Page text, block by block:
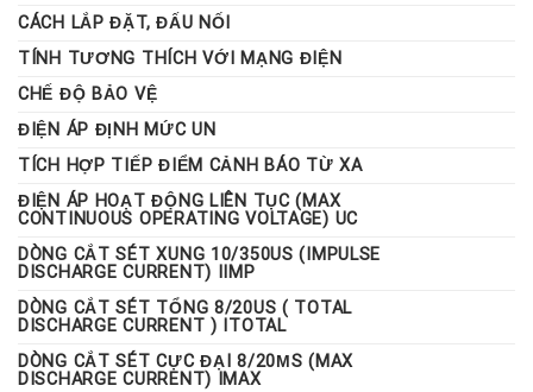
CÁCH LẮP ĐẶT, ĐẤU NỐI
TÍNH TƯƠNG THÍCH VỚI MẠNG ĐIỆN
CHẾ ĐỘ BẢO VỆ
ĐIỆN ÁP ĐỊNH MỨC UN
TÍCH HỢP TIẾP ĐIỂM CẢNH BÁO TỪ XA
ĐIỆN ÁP HOẠT ĐỘNG LIÊN TỤC (MAX
CONTINUOUS OPERATING VOLTAGE) UC
DÒNG CẮT SÉT XUNG 10/350US (IMPULSE
DISCHARGE CURRENT) IIMP
DÒNG CẮT SÉT TỔNG 8/20US ( TOTAL
DISCHARGE CURRENT ) ITOTAL
DÒNG CẮT SÉT CỰC ĐẠI 8/20ΜS (MAX
DISCHARGE CURRENT) IMAX